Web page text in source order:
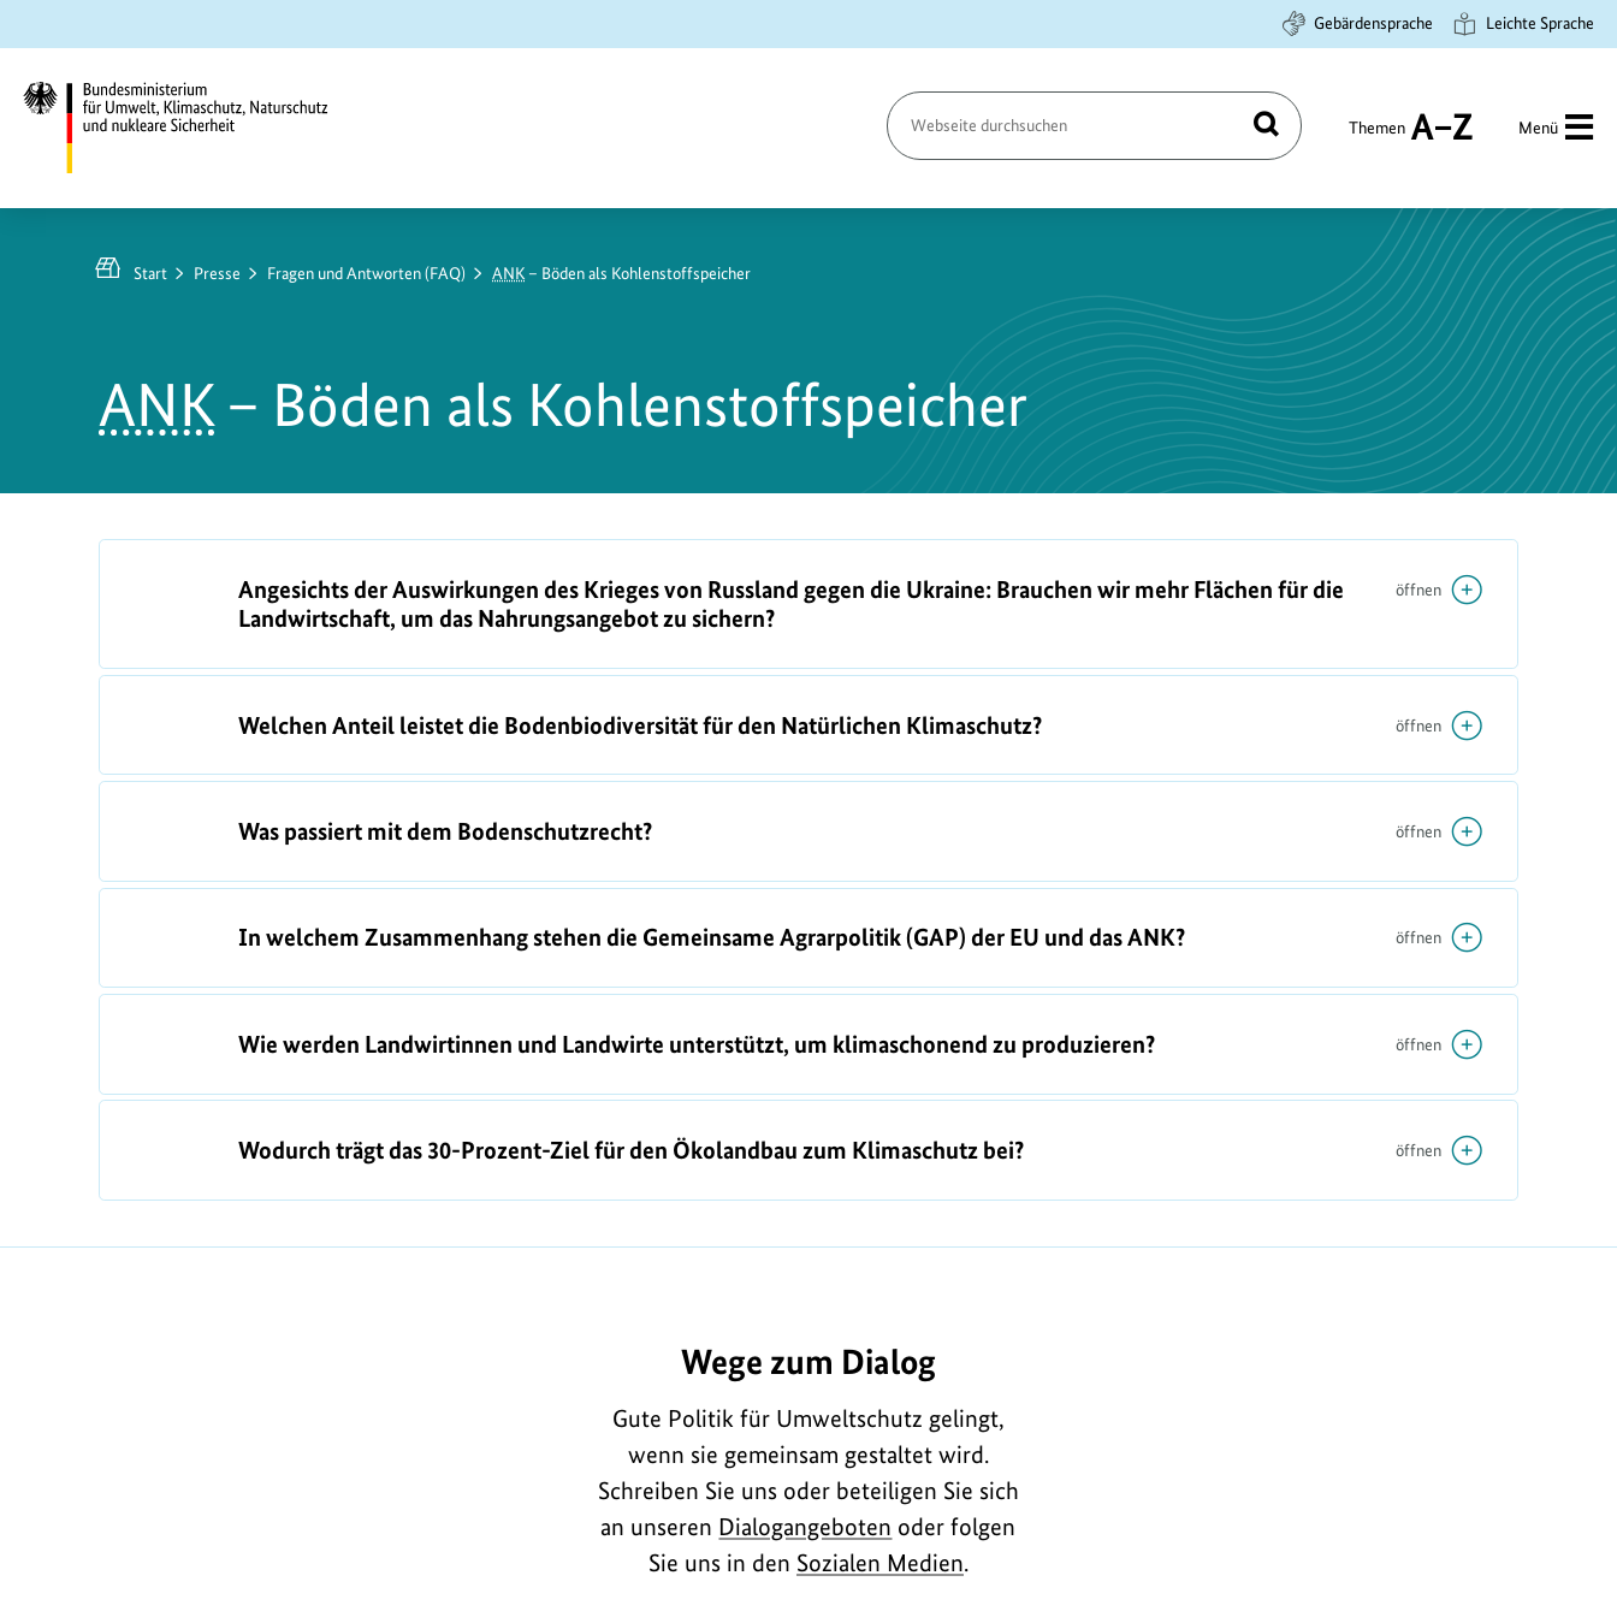
Hauptinhalt
springen
Suche
springen
Hauptnavigation
springen
Gebärdensprache Leichte Sprache
Umwelt,
Klimaschutz,
Sicherheit
Seite
durchsuchen
Suchen Themen
A
Menü
Start Presse Fragen und Antworten (FAQ) ANK – Böden als Kohlenstoffspeicher
ANK– Böden als Kohlenstoffspeicher
s
Angesichts der Auswirkungen des Krieges von Russland gegen die Ukraine: Brauchen wir mehr Flächen für die
Landwirtschaft, um das Nahrungsangebot zu sichern?
öffnen
Welchen Anteil leistet die Bodenbiodiversität für den Natürlichen Klimaschutz? öffnen
Was passiert mit dem Bodenschutzrecht? öffnen
In welchem Zusammenhang stehen die Gemeinsame Agrarpolitik (GAP) der EU und das ANK? öffnen
Wie werden Landwirtinnen und Landwirte unterstützt, um klimaschonend zu produzieren? öffnen
Wodurch trägt das 30-Prozent-Ziel für den Ökolandbau zum Klimaschutz bei? öffnen
Wege zum Dialog
Gute Politik für Umweltschutz gelingt,
wenn sie gemeinsam gestaltet wird.
Schreiben Sie uns oder beteiligen Sie sich
an unseren Dialogangeboten oder folgen
Sie uns in den Sozialen Medien.